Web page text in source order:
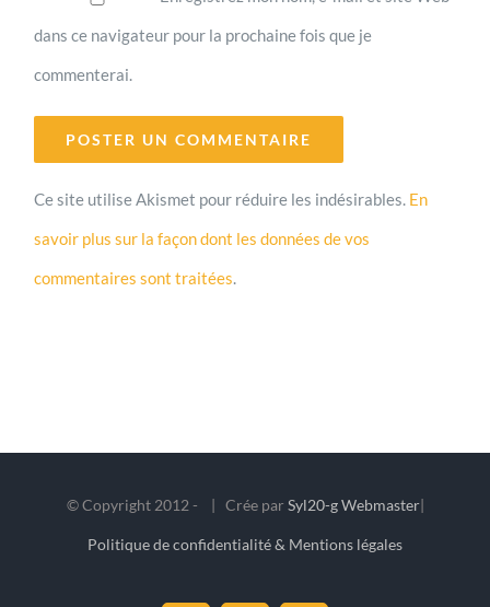
dans ce navigateur pour la prochaine fois que je
commenterai.
Ce site utilise Akismet pour réduire les indésirables. En
savoir plus sur la façon dont les données de vos
commentaires sont traitées.
© Copyright 2012 - | Crée par Syl20-g Webmaster|
Politique de confidentialité & Mentions légales